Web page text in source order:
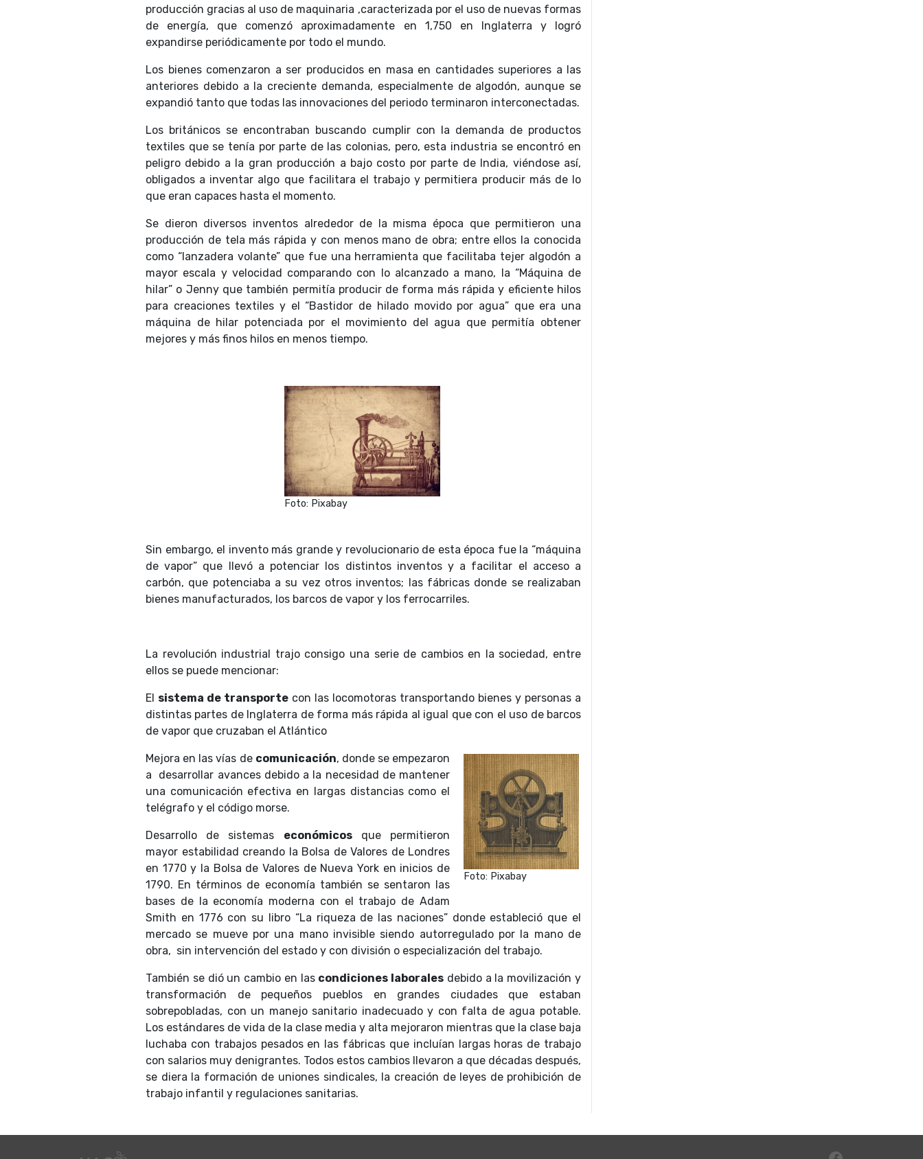
producción gracias al uso de maquinaria ,caracterizada por el uso de nuevas formas
de energía, que comenzó aproximadamente en 1,750 en Inglaterra y logró
expandirse periódicamente por todo el mundo.
Los bienes comenzaron a ser producidos en masa en cantidades superiores a las
anteriores debido a la creciente demanda, especialmente de algodón, aunque se
expandió tanto que todas las innovaciones del periodo terminaron interconectadas.
Los británicos se encontraban buscando cumplir con la demanda de productos
textiles que se tenía por parte de las colonias, pero, esta industria se encontró en
peligro debido a la gran producción a bajo costo por parte de India, viéndose así,
obligados a inventar algo que facilitara el trabajo y permitiera producir más de lo
que eran capaces hasta el momento.
Se dieron diversos inventos alrededor de la misma época que permitieron una
producción de tela más rápida y con menos mano de obra; entre ellos la conocida
como “lanzadera volante” que fue una herramienta que facilitaba tejer algodón a
mayor escala y velocidad comparando con lo alcanzado a mano, la “Máquina de
hilar” o Jenny que también permitía producir de forma más rápida y eficiente hilos
para creaciones textiles y el “Bastidor de hilado movido por agua” que era una
máquina de hilar potenciada por el movimiento del agua que permitía obtener
mejores y más finos hilos en menos tiempo.
Foto: Pixabay
Sin embargo, el invento más grande y revolucionario de esta época fue la “máquina
de vapor” que llevó a potenciar los distintos inventos y a facilitar el acceso a
carbón, que potenciaba a su vez otros inventos; las fábricas donde se realizaban
bienes manufacturados, los barcos de vapor y los ferrocarriles.
La revolución industrial trajo consigo una serie de cambios en la sociedad, entre
ellos se puede mencionar:
El sistema de transporte con las locomotoras transportando bienes y personas a
distintas partes de Inglaterra de forma más rápida al igual que con el uso de barcos
de vapor que cruzaban el Atlántico
Foto: Pixabay
Mejora en las vías de comunicación, donde se empezaron
a desarrollar avances debido a la necesidad de mantener
una comunicación efectiva en largas distancias como el
telégrafo y el código morse.
Desarrollo de sistemas económicosque permitieron
mayor estabilidad creando la Bolsa de Valores de Londres
en 1770 y la Bolsa de Valores de Nueva York en inicios de
1790. En términos de economía también se sentaron las
bases de la economía moderna con el trabajo de Adam
Smith en 1776 con su libro “La riqueza de las naciones” donde estableció que el
mercado se mueve por una mano invisible siendo autorregulado por la mano de
obra, sin intervención del estado y con división o especialización del trabajo.
También se dió un cambio en las condiciones laborales debido a la movilización y
transformación de pequeños pueblos en grandes ciudades que estaban
sobrepobladas, con un manejo sanitario inadecuado y con falta de agua potable.
Los estándares de vida de la clase media y alta mejoraron mientras que la clase baja
luchaba con trabajos pesados en las fábricas que incluían largas horas de trabajo
con salarios muy denigrantes. Todos estos cambios llevaron a que décadas después,
se diera la formación de uniones sindicales, la creación de leyes de prohibición de
trabajo infantil y regulaciones sanitarias.